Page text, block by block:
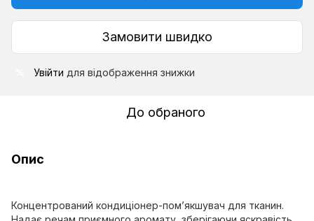
Замовити швидко
Увійти для відображення знижки
До обраного
Опис
Концентрований кондиціонер-пом’якшувач для тканин.